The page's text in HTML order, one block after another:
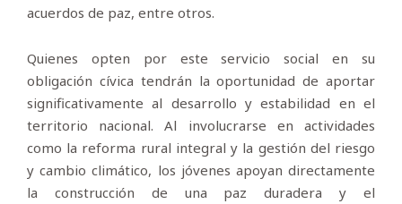
acuerdos de paz, entre otros.
Quienes opten por este servicio social en su
obligación cívica tendrán la oportunidad de aportar
significativamente al desarrollo y estabilidad en el
territorio nacional. Al involucrarse en actividades
como la reforma rural integral y la gestión del riesgo
y cambio climático, los jóvenes apoyan directamente
la construcción de una paz duradera y el